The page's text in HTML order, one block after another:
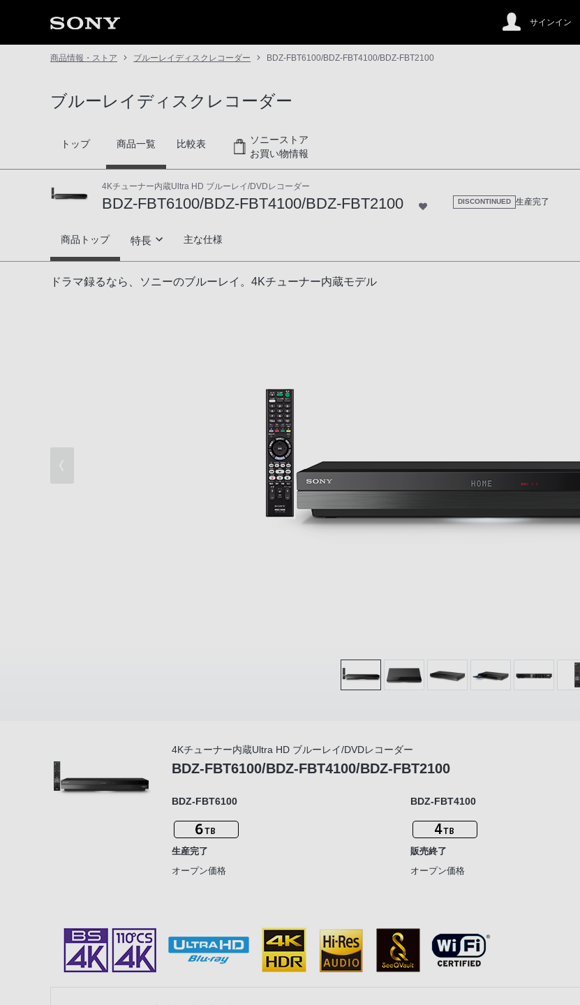
サインイン
商品情報・ストア ブルーレイディスクレコーダー BDZ-FBT6100/BDZ-FBT4100/BDZ-FBT2100
ブルーレイディスクレコーダー
トップ 商品一覧 比較表
ソニーストア
お買い物情報
4Kチューナー内蔵Ultra HD ブルーレイ/DVDレコーダー
BDZ-FBT6100/BDZ-FBT4100/BDZ-FBT2100 DISCONTINUED 生産完了
BDZ-FBT6100/BDZ-FBT4100/BDZ-FBT2100
商品トップ 特長
ドラマ録るならソニーにおまかせ
主な仕様
ドラマ録るなら、ソニーのブルーレイ。4Kチューナー内蔵モデル
4Kチューナー内蔵Ultra HD ブルーレイ/DVDレコーダー
BDZ-FBT6100/BDZ-FBT4100/BDZ-FBT2100
BDZ-FBT6100
生産完了
オープン価格
BDZ-FBT4100
販売終了
オープン価格